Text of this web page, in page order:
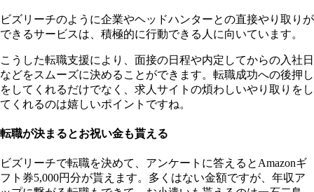
ビズリーチのように企業やヘッドハンターとの直接やり取りが
できるサービスは、積極的に行動できる人に向いています。
こうした転職支援により、面接の日程や内定してからの入社日
などをスムーズに決めることができます。転職成功への後押し
をしてくれるだけでなく、求人サイトの煩わしいやり取りをし
てくれるのは嬉しいポイントですね。
転職が決まるとお祝い金も貰える
ビズリーチで転職を決めて、アンケートに答えるとAmazonギ
フト券5,000円分が貰えます。多くはない金額ですが、年収ア